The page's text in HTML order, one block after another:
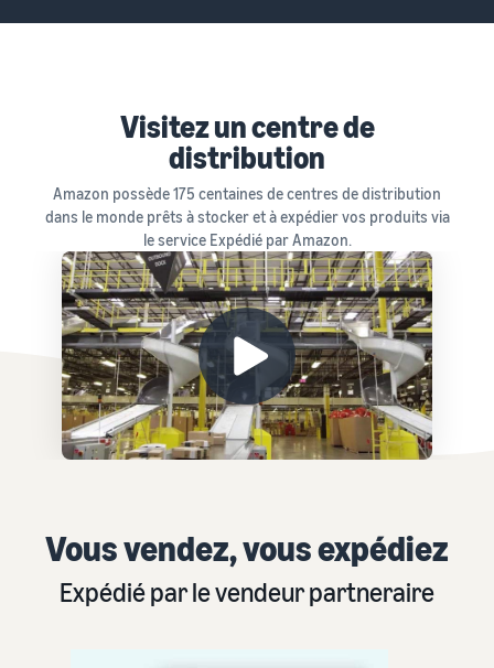
Visitez un centre de
distribution
Amazon possède 175 centaines de centres de distribution
dans le monde prêts à stocker et à expédier vos produits via
le service Expédié par Amazon.
Vous vendez, vous expédiez
Expédié par le vendeur partneraire